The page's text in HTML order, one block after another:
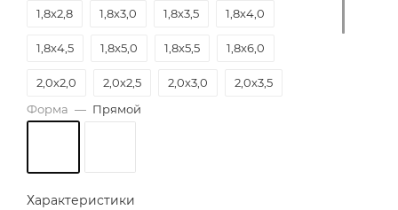
1,8х2,8 1,8х3,0 1,8х3,5 1,8х4,0
1,8х4,5 1,8х5,0 1,8х5,5 1,8х6,0
2,0х2,0 2,0х2,5 2,0х3,0 2,0х3,5
2,0х4,0 2,0х4,5
Форма — Прямой
Характеристики